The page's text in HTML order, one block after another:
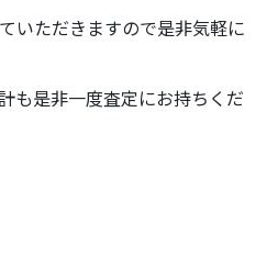
いただきますので是非気軽に
も是非一度査定にお持ちくだ